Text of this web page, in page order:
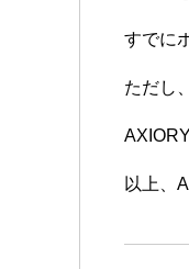
すでに
ただし
以上、